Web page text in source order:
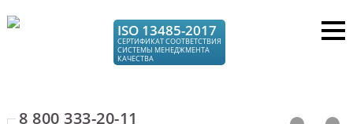
ISO 13485-2017
СЕРТИФИКАТ СООТВЕТСТВИЯ
СИСТЕМЫ МЕНЕДЖМЕНТА
КАЧЕСТВА
8 800 333-20-11